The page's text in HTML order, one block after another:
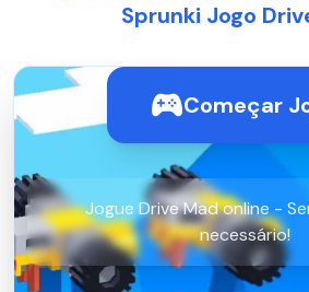
Sprunki Jogo
Começar
Jogue Drive Mad online -
necessário!